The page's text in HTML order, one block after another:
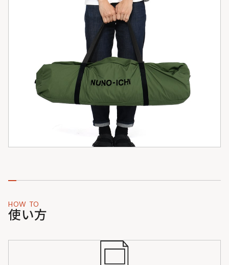
HOW TO
使い方